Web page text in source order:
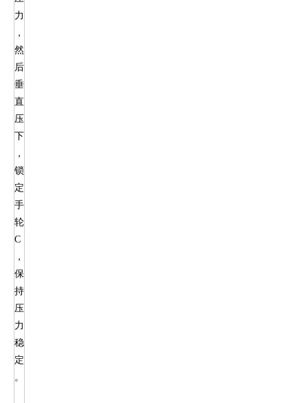
力
，
然
后
垂
直
压
下
，
锁
定
手
轮
C
，
保
持
压
力
稳
定
。